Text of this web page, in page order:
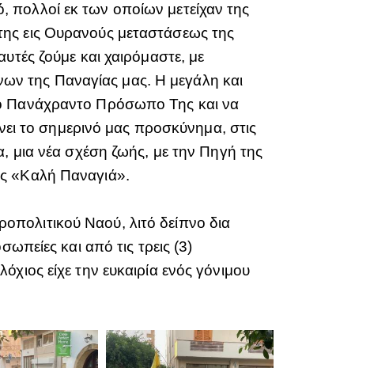
εκ των οποίων μετείχαν της
εις Ουρανούς μεταστάσεως της
ζούμε και χαιρόμαστε, με
της Παναγίας μας. Η μεγάλη και
Πανάχραντο Πρόσωπο Της και να
το σημερινό μας προσκύνημα, στις
μια νέα σχέση ζωής, με την Πηγή της
«Καλή Παναγιά».
Ναού, λιτό δείπνο δια
και από τις τρεις (3)
είχε την ευκαιρία ενός γόνιμου